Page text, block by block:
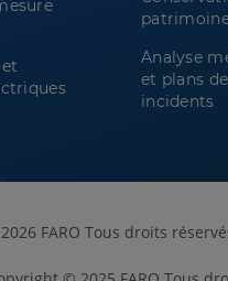
Analyse
et plans
incidents
FARO Tous droits